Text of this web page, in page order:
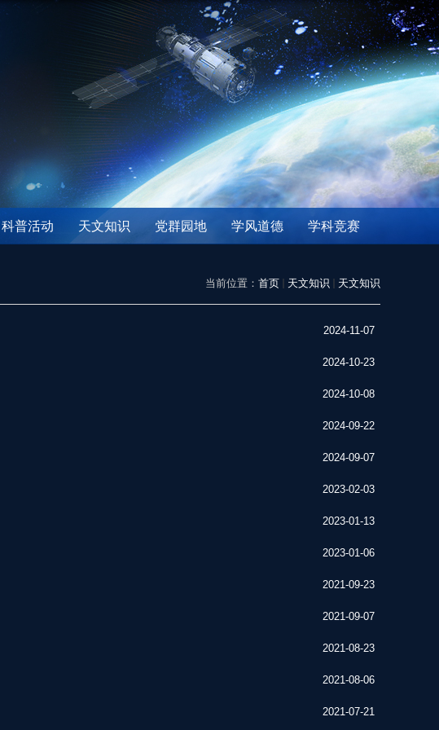
科普活动 天文知识 党群园地 学风道德 学科竞赛
当前位置： 首页 天文知识 天文知识
2024-11-07
2024-10-23
2024-10-08
2024-09-22
2024-09-07
2023-02-03
2023-01-13
2023-01-06
2021-09-23
2021-09-07
2021-08-23
2021-08-06
2021-07-21